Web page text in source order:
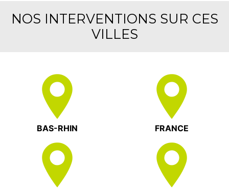
NOS INTERVENTIONS SUR CES
VILLES
BAS-RHIN FRANCE